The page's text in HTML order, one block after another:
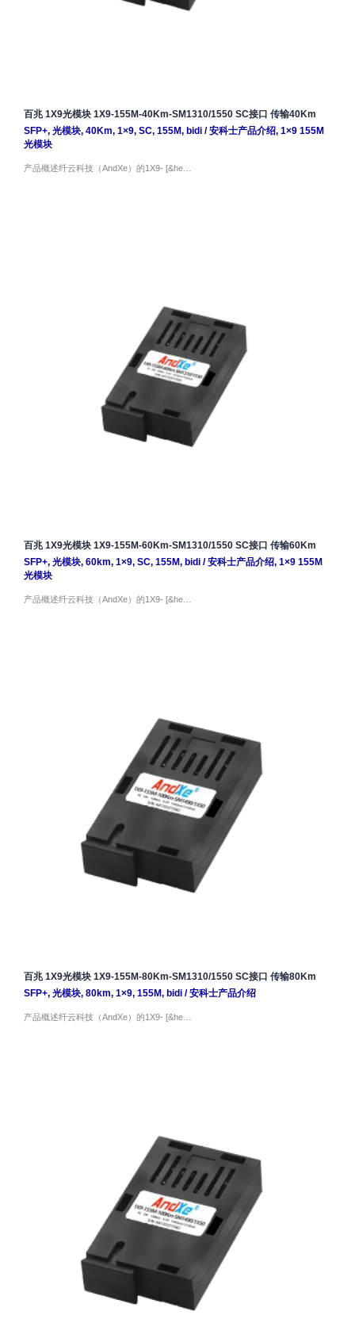
百兆 1X9光模块 1X9-155M-40Km-SM1310/1550 SC接口 传输40Km
SFP+, 光模块, 40Km, 1×9, SC, 155M, bidi/安科士产品介绍, 1×9 155M
光模块
产品概述纤云科技（AndXe）的1X9- [&he…
百兆 1X9光模块 1X9-155M-60Km-SM1310/1550 SC接口 传输60Km
SFP+, 光模块, 60km, 1×9, SC, 155M, bidi/安科士产品介绍, 1×9 155M
光模块
产品概述纤云科技（AndXe）的1X9- [&he…
百兆 1X9光模块 1X9-155M-80Km-SM1310/1550 SC接口 传输80Km
SFP+, 光模块, 80km, 1×9, 155M, bidi/安科士产品介绍
产品概述纤云科技（AndXe）的1X9- [&he…